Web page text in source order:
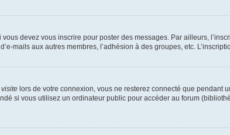
devez vous inscrire pour poster des messages. Par ailleurs,
mails aux autres membres, l’adhésion à des groupes, etc.
lors de votre connexion, vous ne resterez connecté que pendant
si vous utilisez un ordinateur public pour accéder au forum